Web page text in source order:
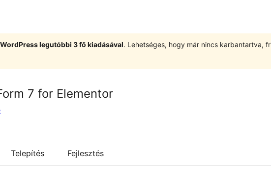
legutóbbi 3 fő kiadásával. Lehetséges, hogy már nincs karbantartva,
7 for Elementor
Telepítés Fejlesztés